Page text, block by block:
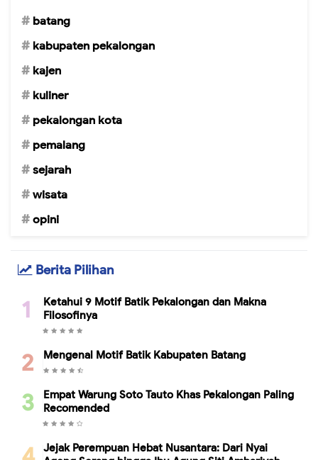
batang
kabupaten pekalongan
kajen
kuliner
pekalongan kota
pemalang
sejarah
wisata
opini
Berita Pilihan
Ketahui 9 Motif Batik Pekalongan dan Makna
Filosofinya
Mengenal Motif Batik Kabupaten Batang
Empat Warung Soto Tauto Khas Pekalongan Paling
Recomended
Jejak Perempuan Hebat Nusantara: Dari Nyai